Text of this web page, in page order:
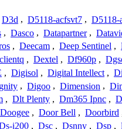
D3d , D5118-acfsvt7 , D5118-
, Dasco , Datapartner ,
, Deecam , Deep Sentinel ,
, Dextel , Df960p ,
, Digisol , Digital Intellect ,
, Digoo , Dimension ,
, Dlt Plenty , Dm365 Ipnc ,
Doogee , Door Bell , Doorbird
i200 , Dsc , Dsnny , Dsp ,